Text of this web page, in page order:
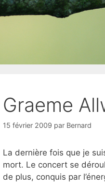
Graeme
15 février 2009 par Bernard
La dernière fois que je
mort. Le concert se
de plus, conquis par